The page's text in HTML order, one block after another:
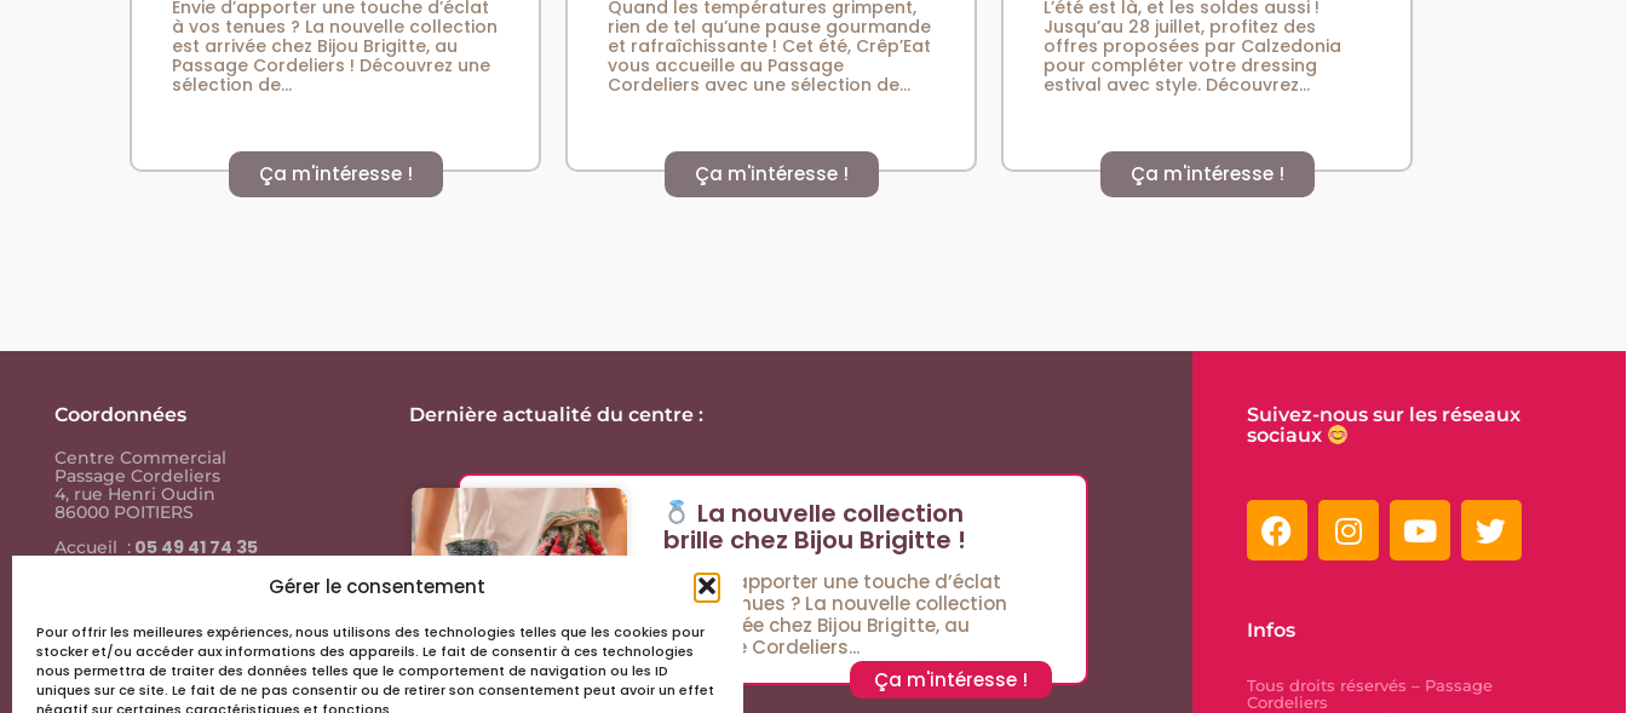
Gérer le consentement
Pour offrir les meilleures expériences, nous utilisons des technologies telles que les cookies pour
stocker et/ou accéder aux informations des appareils. Le fait de consentir à ces technologies
nous permettra de traiter des données telles que le comportement de navigation ou les ID
uniques sur ce site. Le fait de ne pas consentir ou de retirer son consentement peut avoir un effet
Envie d’apporter une touche d’éclat
à vos tenues ? La nouvelle collection
est arrivée chez Bijou Brigitte, au
Passage Cordeliers ! Découvrez une
sélection de...
Ça m'intéresse !
Quand les températures grimpent,
rien de tel qu’une pause gourmande
et rafraîchissante ! Cet été, Crêp’Eat
vous accueille au Passage
Cordeliers avec une sélection de...
Ça m'intéresse !
L’été est là, et les soldes aussi !
Jusqu’au 28 juillet, profitez des
offres proposées par Calzedonia
pour compléter votre dressing
estival avec style. Découvrez...
Ça m'intéresse !
Coordonnées
Centre Commercial
Passage Cordeliers
4, rue Henri Oudin
86000 POITIERS
Accueil : 05 49 41 74 35
Liens utiles
Actus & events
Dernière actualité du centre :
La nouvelle collection
brille chez Bijou Brigitte !
Envie d’apporter une touche d’éclat
à vos tenues ? La nouvelle collection
est arrivée chez Bijou Brigitte, au
Passage Cordeliers...
Ça m'intéresse !
Suivez-nous sur les réseaux
sociaux
Infos
Tous droits réservés – Passage
Cordeliers